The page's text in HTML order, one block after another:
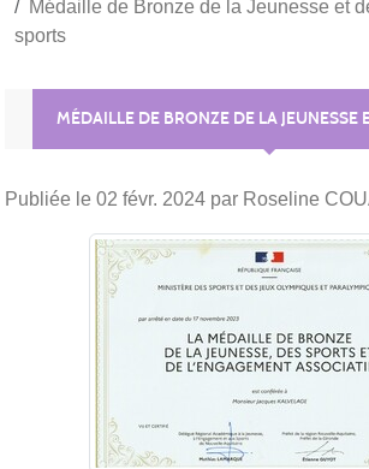
Médaille de Bronze de la Jeunesse et
sports
MÉDAILLE DE BRONZE DE LA JEUNESSE
Publiée le 02 févr. 2024 par Roseline